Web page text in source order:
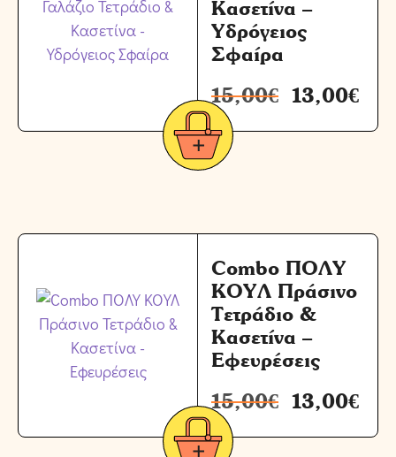
Κασετίνα –
Υδρόγειος
Σφαίρα
15,00€ 13,00€
Combo ΠΟΛΥ
ΚΟΥΛ Πράσινο
Τετράδιο &
Κασετίνα –
Εφευρέσεις
15,00€ 13,00€